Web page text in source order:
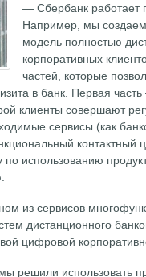
— Сбербанк работает
Например, мы
модель полностью
корпоративных
частей, которые
в банк. Первая
клиенты совершают
сервисы (как
контактный
использованию
из сервисов
дистанционного
цифровой
решили использовать